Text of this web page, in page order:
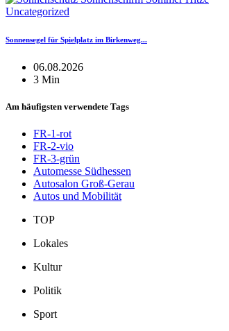
Uncategorized
Sonnensegel für Spielplatz im Birkenweg...
06.08.2026
3 Min
Am häufigsten verwendete Tags
FR-1-rot
FR-2-vio
FR-3-grün
Automesse Südhessen
Autosalon Groß-Gerau
Autos und Mobilität
TOP
Lokales
Kultur
Politik
Sport